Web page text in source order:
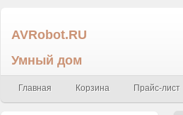
AVRobot.RU
Умный дом
Главная Корзина Прайс-лист